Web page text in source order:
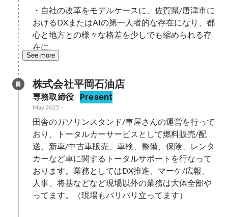
・自社の改革をモデルケースに、佐賀県/唐津市に
おけるDXまたはAIの第一人者的な存在になり、都
心と地方との様々な格差を少しでも縮められる存
在に。
See more
株式会社平岡石油店
専務取締役 Present
May 2025 -
田舎のガソリンスタンド/車屋さんの運営を行って
おり、トータルカーサービスとして燃料販売/配
送、新車/中古車販売、車検、整備、保険、レンタ
カーなど車に関するトータルサポートを行なって
おります。業務としてはDX推進、マーケ/広報、
人事、将基などなど現場以外の業務は大体全部や
ってます。（現場もバリバリ立ってます）